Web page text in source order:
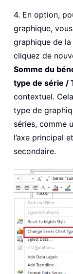
4. En option,
graphique,
graphique de
cliquez de
Somme du
type de série /
contextuel.
type de
séries, comme
l’axe principal
secondaire.